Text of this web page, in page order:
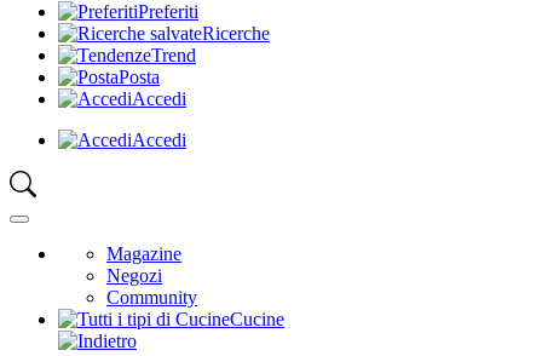
Preferiti
Ricerche
Trend
Posta
Accedi
Accedi
Magazine
Negozi
Community
Cucine